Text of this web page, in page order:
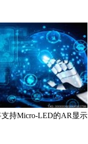
持Micro-LED的AR显示